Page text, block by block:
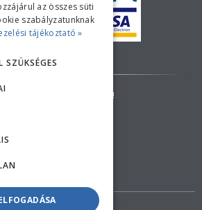
TÁJÉKOZTATÓ JELLEGŰEK!
az összes süti
szabályzatunknak
tájékoztató »
SZÜKSÉGES